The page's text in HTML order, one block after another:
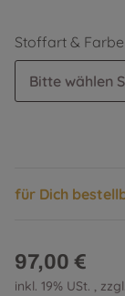
Stoffart & Farbe
Bitte wählen
für Dich
97,00 €
inkl. 19% USt. , zzgl.